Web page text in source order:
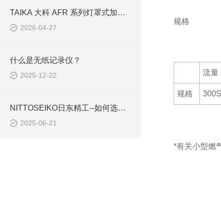
TAIKA 大科 AFR 系列灯罩式加热器选型指南 —— 从 100mL 到 3L 全覆盖
2026-04-27
什么是无纸记录仪？
2025-12-22
NITTOSEIKO日东精工--如何选择卡尔费休水分仪？
2025-06-21
规格
流量
规格
*有关小型燃